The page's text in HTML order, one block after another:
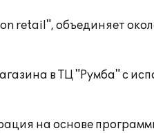
retail", объединяет
в ТЦ "Румба" с
на основе